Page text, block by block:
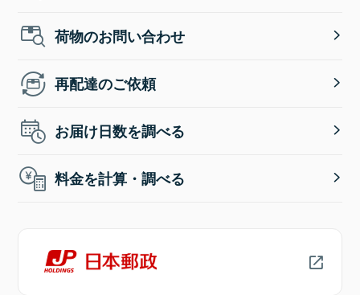
荷物のお問い合わせ
再配達のご依頼
お届け日数を調べる
料金を計算・調べる